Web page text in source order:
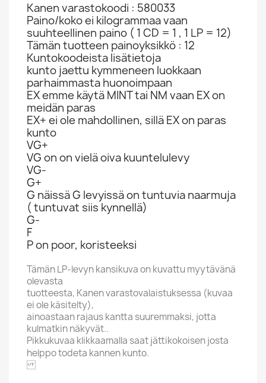
Kanen varastokoodi : 580033
Paino/koko ei kilogrammaa vaan
suuhteellinen paino ( 1 CD = 1 , 1 LP = 12)
Tämän tuotteen painoyksikkö : 12
Kuntokoodeista lisätietoja
kunto jaettu kymmeneen luokkaan
parhaimmasta huonoimpaan
EX emme käytä MINT tai NM vaan EX on
meidän paras
EX+ ei ole mahdollinen, sillä EX on paras
kunto
VG+
VG on on vielä oiva kuuntelulevy
VG-
G+
G näissä G levyissä on tuntuvia naarmuja
( tuntuvat siis kynnellä)
G-
F
P on poor, koristeeksi
Tämän LP-levyn kansikuva on kuvattu myytävänä
olevasta
tuotteesta, Kanen varastovalaistuksessa (kuvaa
ei ole käsitelty),
ainoastaan rajaus kantta suuremmaksi, jotta
kulmatkin näkyvät..
Pikkukuvaa klikkaamalla saat jättikokoisen josta
helppo todeta kannen kunto.